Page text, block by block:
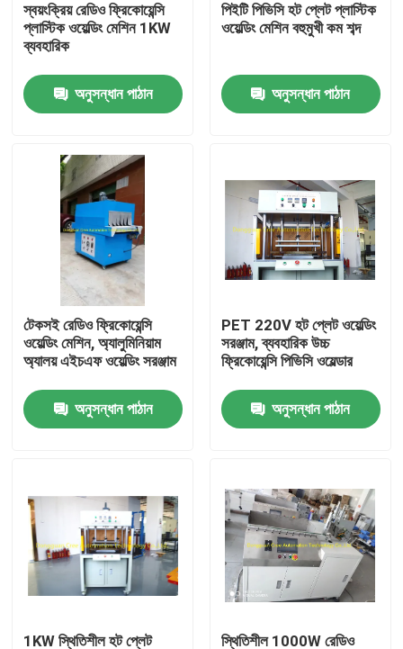
আমাদের সম্পর্কে
কারখানা ভ্রমণ
মান নিয়ন্ত্রণ
যোগাযোগ করুন
এইচএফ প্লাস্টিক ওয়েল্ডিং মেশিন
অতিস্বনক প্লাস্টিক ঢালাই মেশিন
পিভিসি প্লাস্টিক ওয়েল্ডিং মেশিন
স্বয়ংক্রিয় রেডিও ফ্রিকোয়েন্সি
প্লাস্টিক ওয়েল্ডিং মেশিন 1KW
ব্যবহারিক
অনুসন্ধান পাঠান
পিইটি পিভিসি হট প্লেট প্লাস্টিক
ওয়েল্ডিং মেশিন বহুমুখী কম শব্দ
অনুসন্ধান পাঠান
টেকসই রেডিও ফ্রিকোয়েন্সি
ওয়েল্ডিং মেশিন, অ্যালুমিনিয়াম
অ্যালয় এইচএফ ওয়েল্ডিং সরঞ্জাম
অনুসন্ধান পাঠান
PET 220V হট প্লেট ওয়েল্ডিং
সরঞ্জাম, ব্যবহারিক উচ্চ
ফ্রিকোয়েন্সি পিভিসি ওয়েল্ডার
অনুসন্ধান পাঠান
1KW স্থিতিশীল হট প্লেট স্থিতিশীল 1000W রেডিও